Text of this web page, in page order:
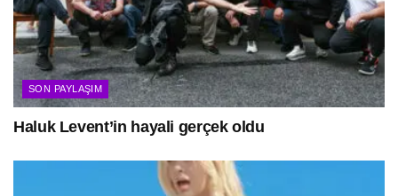
SON PAYLAŞIM
Haluk Levent’in hayali gerçek oldu